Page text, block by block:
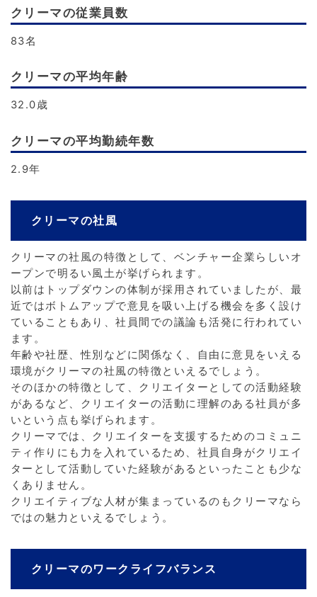
クリーマの従業員数
83名
クリーマの平均年齢
32.0歳
クリーマの平均勤続年数
2.9年
クリーマの社風
クリーマの社風の特徴として、ベンチャー企業らしいオ
ープンで明るい風土が挙げられます。
以前はトップダウンの体制が採用されていましたが、最
近ではボトムアップで意見を吸い上げる機会を多く設け
ていることもあり、社員間での議論も活発に行われてい
ます。
年齢や社歴、性別などに関係なく、自由に意見をいえる
環境がクリーマの社風の特徴といえるでしょう。
そのほかの特徴として、クリエイターとしての活動経験
があるなど、クリエイターの活動に理解のある社員が多
いという点も挙げられます。
クリーマでは、クリエイターを支援するためのコミュニ
ティ作りにも力を入れているため、社員自身がクリエイ
ターとして活動していた経験があるといったことも少な
くありません。
クリエイティブな人材が集まっているのもクリーマなら
ではの魅力といえるでしょう。
クリーマのワークライフバランス